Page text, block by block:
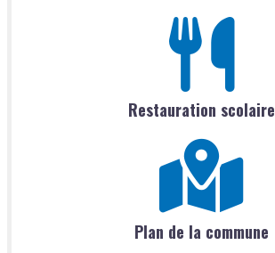
Restauration scolaire
Plan de la commune